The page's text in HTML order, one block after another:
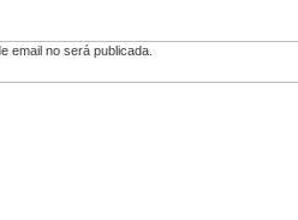
email no será publicada.